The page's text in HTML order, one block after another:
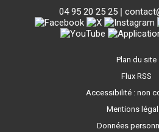
04 95 20 25 25|
Plan du site
Flux RSS
Accessibilité : non
Mentions
Données